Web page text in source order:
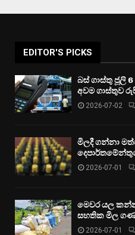
EDITOR'S PICKS
බස් ගාස්තු ජූලි
අවම ගාස්තුව
2026-07-02
මිලදී ගන්නා
2026-07-01
මෙවර යල
සහතික මිල
2026-07-01